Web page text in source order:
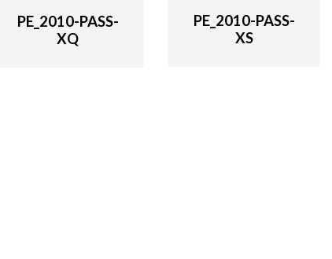
PE_2010-PASS-
XQ
PE_2010-PASS-
XS